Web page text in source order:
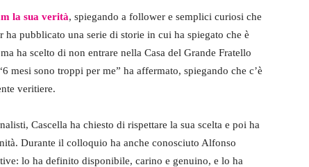
la sua verità, spiegando a follower e semplici curiosi che
ha pubblicato una serie di storie in cui ha spiegato che è
ha scelto di non entrare nella Casa del Grande Fratello
mesi sono troppi per me” ha affermato, spiegando che c’è
veritiere.
Cascella ha chiesto di rispettare la sua scelta e poi ha
Durante il colloquio ha anche conosciuto Alfonso
lo ha definito disponibile, carino e genuino, e lo ha